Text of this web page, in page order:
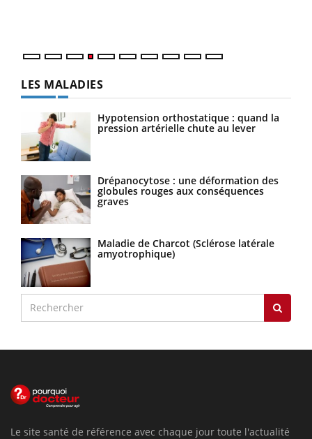
LES MALADIES
Hypotension orthostatique : quand la
pression artérielle chute au lever
Drépanocytose : une déformation des
globules rouges aux conséquences
graves
Maladie de Charcot (Sclérose latérale
amyotrophique)
Le site santé de référence avec chaque jour toute l'actualité